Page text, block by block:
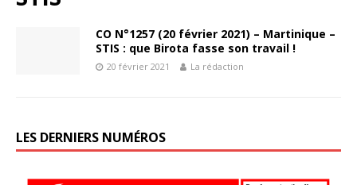
CO N°1257 (20 février 2021) – Martinique –
STIS : que Birota fasse son travail !
20 février 2021 La rédaction
LES DERNIERS NUMÉROS